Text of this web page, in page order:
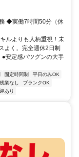
務地：枚方市津田山
◆実働7時間50分（休
ルよりも人柄重視！未
よく。完全週休2日制
安定感バツグンの大手
固定時間制
平日のみOK
残業なし
ブランクOK
あり